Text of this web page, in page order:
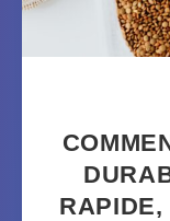
RAPIDE,